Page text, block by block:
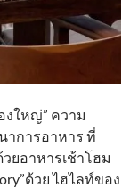
งใหญ่” ความ
าการอาหาร ที่
ยอาหารเช้าโฮม
ด้วย ไฮไลท์ของ